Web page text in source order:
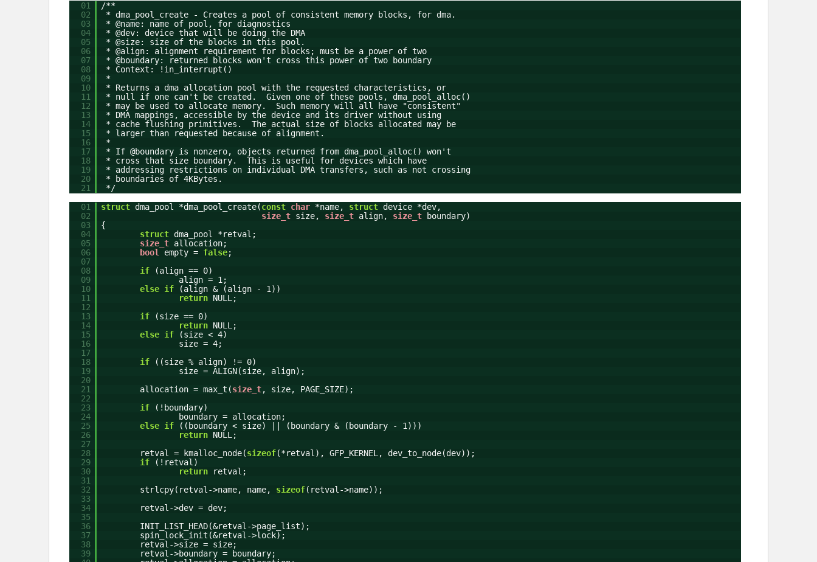
01
/**
02
* dma_pool_create - Creates a pool of consistent memory blocks, for dma.
03
* @name: name of pool, for diagnostics
04
* @dev: device that will be doing the DMA
05
* @size: size of the blocks in this pool.
06
* @align: alignment requirement for blocks; must be a power of two
07
* @boundary: returned blocks won't cross this power of two boundary
08
* Context: !in_interrupt()
09
*
10
* Returns a dma allocation pool with the requested characteristics, or
11
* null if one can't be created. Given one of these pools, dma_pool_alloc()
12
* may be used to allocate memory. Such memory will all have "consistent"
13
* DMA mappings, accessible by the device and its driver without using
14
* cache flushing primitives. The actual size of blocks allocated may be
15
* larger than requested because of alignment.
16
*
17
* If @boundary is nonzero, objects returned from dma_pool_alloc() won't
18
* cross that size boundary. This is useful for devices which have
19
* addressing restrictions on individual DMA transfers, such as not crossing
20
* boundaries of 4KBytes.
21
*/
01
struct dma_pool *dma_pool_create(const char *name, struct device *dev,
02
size_t size, size_t align, size_t
boundary)
03
{
04
struct dma_pool *retval;
05
size_t allocation;
06
bool empty = false;
07
08
if
(align == 0)
09
align = 1;
10
else if
(align & (align - 1))
11
return NULL;
12
13
if
(size == 0)
14
return NULL;
15
else if
(size < 4)
16
size = 4;
17
18
if
((size % align) != 0)
19
size = ALIGN(size, align);
20
21
allocation = max_t(size_t, size, PAGE_SIZE);
22
23
if
(!boundary)
24
boundary = allocation;
25
else if
((boundary < size) || (boundary & (boundary - 1)))
26
return NULL;
27
28
retval = kmalloc_node(sizeof(*retval), GFP_KERNEL, dev_to_node(dev));
29
if
(!retval)
30
return
retval;
31
32
strlcpy(retval->name, name, sizeof(retval->name));
33
34
retval->dev = dev;
35
36
INIT_LIST_HEAD(&retval->page_list);
37
spin_lock_init(&retval->lock);
38
retval->size = size;
39
retval->boundary = boundary;